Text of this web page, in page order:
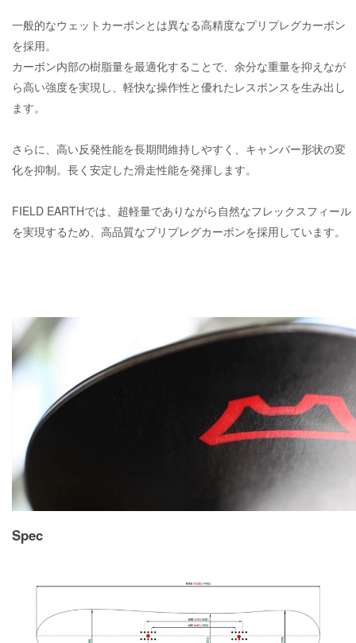
一般的なウェットカーボンとは異なる高精度なプリプレグカーボン
を採用。
カーボン内部の樹脂量を最適化することで、余分な重量を抑えなが
ら高い強度を実現し、軽快な操作性と優れたレスポンスを生み出し
ます。
さらに、高い反発性能を長期間維持しやすく、キャンバー形状の変
化を抑制。長く安定した滑走性能を発揮します。
FIELD EARTHでは、超軽量でありながら自然なフレックスフィール
を実現するため、高品質なプリプレグカーボンを採用しています。
Spec